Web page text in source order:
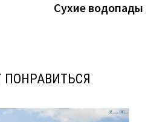
Сухие водопады